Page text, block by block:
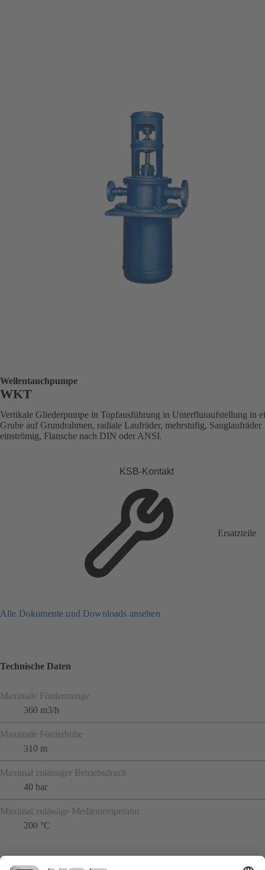
Wellentauchpumpe
WKT
Vertikale Gliederpumpe in Topfausführung in Unterfluraufstellung in
Grube auf Grundrahmen, radiale Laufräder, mehrstufig, Sauglaufräder
einströmig, Flansche nach DIN oder ANSI.
KSB-Kontakt
Ersatzteile
Alle Dokumente und Downloads ansehen
Technische Daten
Maximale Fördermenge
360 m3/h
Maximale Förderhöhe
310 m
Maximal zulässiger Betriebsdruck
40 bar
Maximal zulässige Medientemperatur
200 °C